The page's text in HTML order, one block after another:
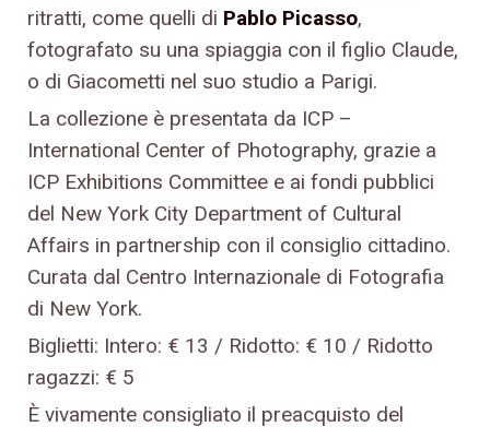
ritratti, come quelli di Pablo Picasso,
fotografato su una spiaggia con il figlio Claude,
o di Giacometti nel suo studio a Parigi.
La collezione è presentata da ICP –
International Center of Photography, grazie a
ICP Exhibitions Committee e ai fondi pubblici
del New York City Department of Cultural
Affairs in partnership con il consiglio cittadino.
Curata dal Centro Internazionale di Fotografia
di New York.
Biglietti: Intero: € 13 / Ridotto: € 10 / Ridotto
ragazzi: € 5
È vivamente consigliato il preacquisto del